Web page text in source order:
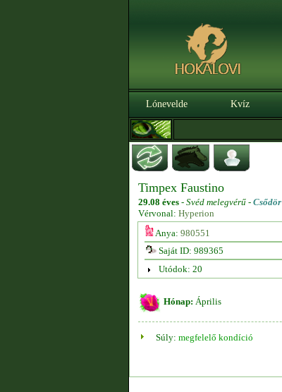
Lónevelde Kvíz
Timpex Faustino
29.08 éves - Svéd melegvérű - Csődör
Vérvonal: Hyperion
Anya: 980551
Saját ID: 989365
Utódok: 20
Hónap: Április
Súly: megfelelő kondíció